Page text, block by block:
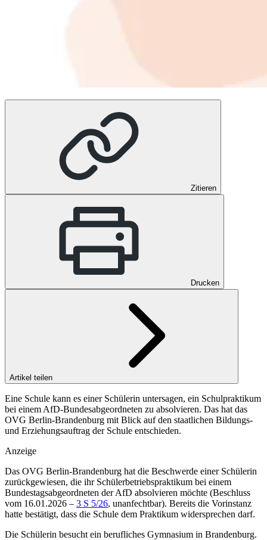
Zitieren
Drucken
Artikel teilen
Eine Schule kann es einer Schülerin untersagen, ein Schulpraktikum
bei einem AfD-Bundesabgeordneten zu absolvieren. Das hat das
OVG Berlin-Brandenburg mit Blick auf den staatlichen Bildungs-
und Erziehungsauftrag der Schule entschieden.
Anzeige
Das OVG Berlin-Brandenburg hat die Beschwerde einer Schülerin
zurückgewiesen, die ihr Schülerbetriebspraktikum bei einem
Bundestagsabgeordneten der AfD absolvieren möchte (Beschluss
vom 16.01.2026 – 3 S 5/26, unanfechtbar). Bereits die Vorinstanz
hatte bestätigt, dass die Schule dem Praktikum widersprechen darf.
Die Schülerin besucht ein berufliches Gymnasium in Brandenburg.